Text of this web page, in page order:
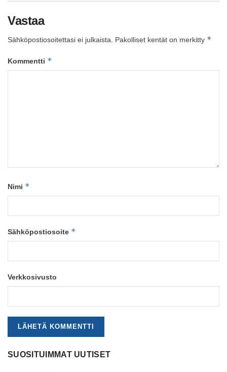
Vastaa
Sähköpostiosoitettasi ei julkaista. Pakolliset kentät on merkitty *
Kommentti *
Nimi *
Sähköpostiosoite *
Verkkosivusto
SUOSITUIMMAT UUTISET